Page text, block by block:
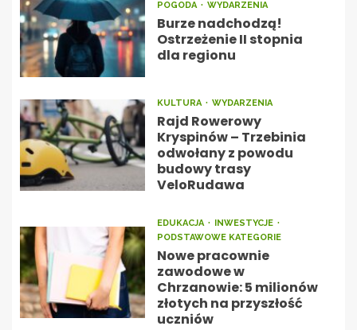
POGODA WYDARZENIA
Burze nadchodzą!
Ostrzeżenie II stopnia
dla regionu
KULTURA WYDARZENIA
Rajd Rowerowy
Kryspinów – Trzebinia
odwołany z powodu
budowy trasy
VeloRudawa
EDUKACJA
INWESTYCJE
PODSTAWOWE KATEGORIE
Nowe pracownie
zawodowe w
Chrzanowie: 5 milionów
złotych na przyszłość
uczniów